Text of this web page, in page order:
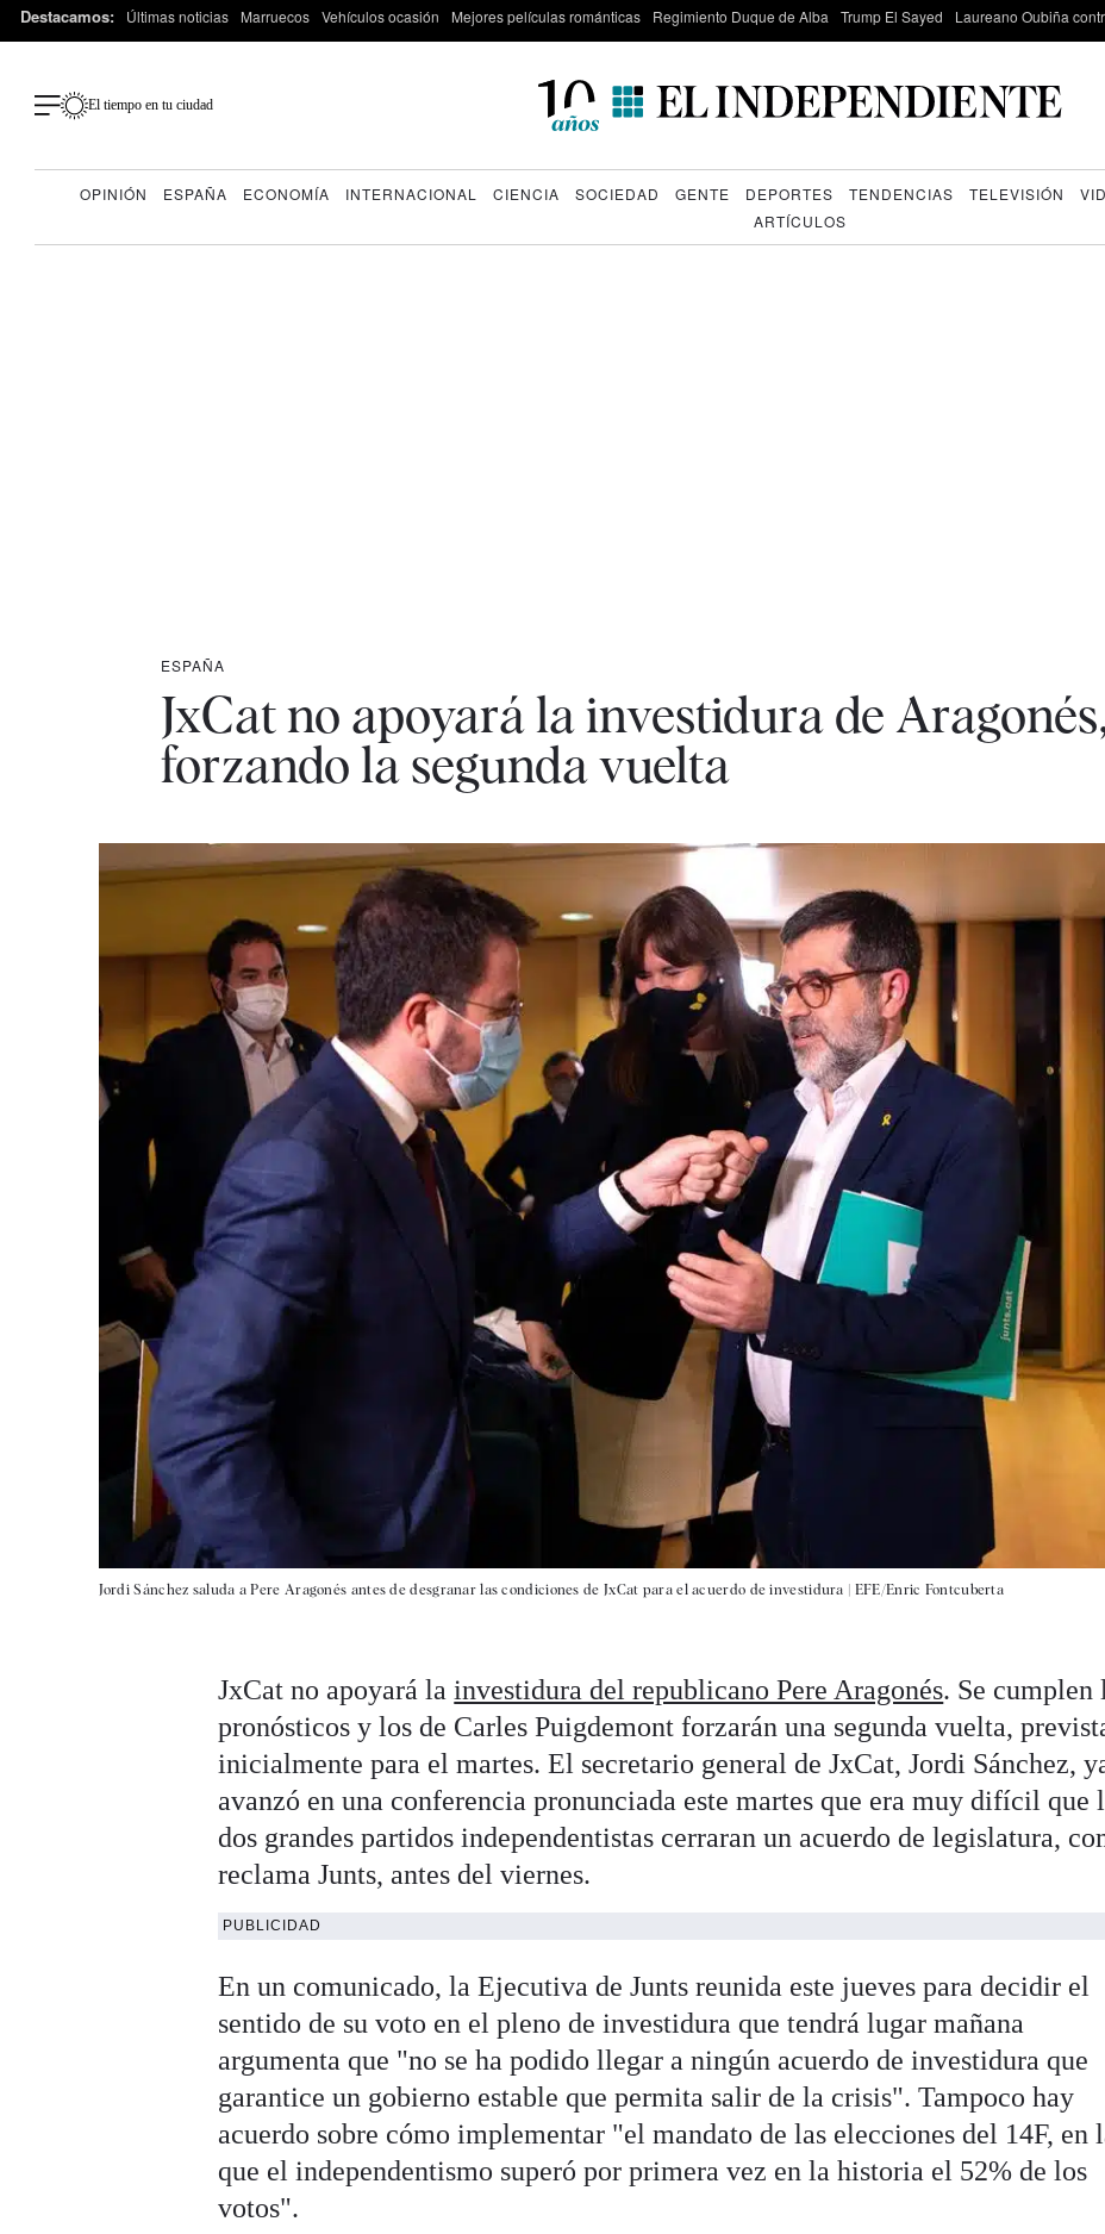
Destacamos: Últimas noticias Marruecos Vehículos ocasión Mejores películas románticas Regimiento Duque de Alba Trump El Sayed Laureano Oubiña
El tiempo en tu ciudad
OPINIÓN ESPAÑA ECONOMÍA INTERNACIONAL CIENCIA SOCIEDAD GENTE DEPORTES TENDENCIAS TELEVISIÓN
ARTÍCULOS
ESPAÑA
JxCat no apoyará la investidura de
forzando la segunda vuelta
Jordi Sánchez saluda a Pere Aragonés antes de desgranar las condiciones de JxCat para el acuerdo de investidura | EFE/Enric Fontcuberta
JxCat no apoyará la investidura del republicano Pere Aragonés. Se cumplen
pronósticos y los de Carles Puigdemont forzarán una segunda vuelta,
inicialmente para el martes. El secretario general de JxCat, Jordi Sánchez,
avanzó en una conferencia pronunciada este martes que era muy difícil que
dos grandes partidos independentistas cerraran un acuerdo de legislatura,
reclama Junts, antes del viernes.
PUBLICIDAD
En un comunicado, la Ejecutiva de Junts reunida este jueves para decidir el
sentido de su voto en el pleno de investidura que tendrá lugar mañana
argumenta que "no se ha podido llegar a ningún acuerdo de investidura que
garantice un gobierno estable que permita salir de la crisis". Tampoco hay
acuerdo sobre cómo implementar "el mandato de las elecciones del 14F, en
que el independentismo superó por primera vez en la historia el 52% de los
votos".